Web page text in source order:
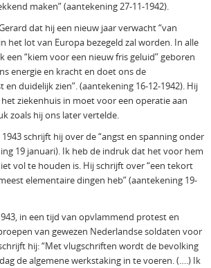
maken” (aantekening 27-11-1942).
dat hij een nieuw jaar verwacht “van
het lot van Europa bezegeld zal worden. In alle
een “kiem voor een nieuw fris geluid” geboren
energie en kracht en doet ons de
en duidelijk zien”. (aantekening 16-12-1942). Hij
ziekenhuis in moet voor een operatie aan
zoals hij ons later vertelde.
schrijft hij over de “angst en spanning onder
19 januari). Ik heb de indruk dat het voor hem
vol te houden is. Hij schrijft over “een tekort
elementaire dingen heb” (aantekening 19-
in een tijd van opvlammend protest en
van gewezen Nederlandse soldaten voor
hij: “Met vlugschriften wordt de bevolking
de algemene werkstaking in te voeren. (….) Ik